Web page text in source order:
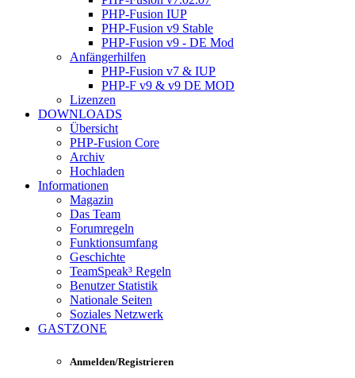
PHP-Fusion IUP
PHP-Fusion v9 Stable
PHP-Fusion v9 - DE Mod
Anfängerhilfen
PHP-Fusion v7 & IUP
PHP-F v9 & v9 DE MOD
Lizenzen
DOWNLOADS
Übersicht
PHP-Fusion Core
Archiv
Hochladen
Informationen
Magazin
Das Team
Forumregeln
Funktionsumfang
Geschichte
TeamSpeak³ Regeln
Benutzer Statistik
Nationale Seiten
Soziales Netzwerk
GASTZONE
Anmelden/Registrieren